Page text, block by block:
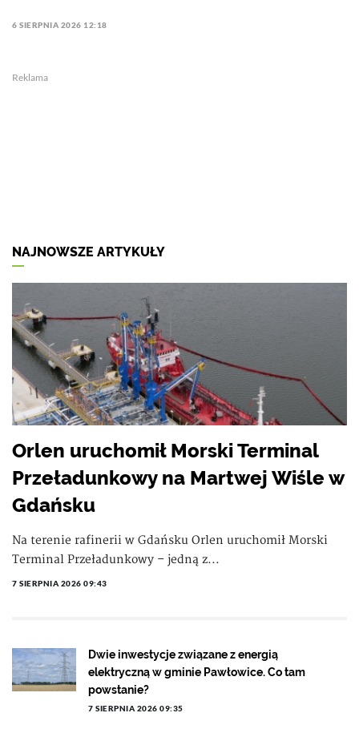
6 SIERPNIA 2026 12:18
Reklama
NAJNOWSZE ARTYKUŁY
Orlen uruchomił Morski Terminal
Przeładunkowy na Martwej Wiśle w
Gdańsku
Na terenie rafinerii w Gdańsku Orlen uruchomił Morski
Terminal Przeładunkowy – jedną z...
7 SIERPNIA 2026 09:43
Dwie inwestycje związane z energią
elektryczną w gminie Pawłowice. Co tam
powstanie?
7 SIERPNIA 2026 09:35